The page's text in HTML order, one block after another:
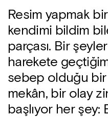
Resim yapmak
kendimi bildim
parçası. Bir
harekete
sebep olduğu
mekân, bir olay
başlıyor her şey: